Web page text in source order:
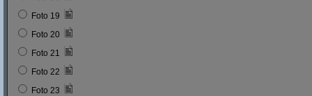
Foto 19
Foto 20
Foto 21
Foto 22
Foto 23